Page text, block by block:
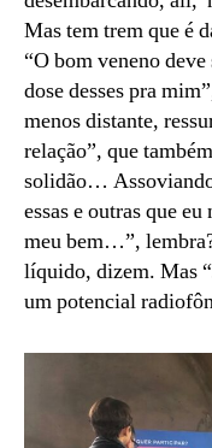
Mas tem trem que é
“O bom veneno
dose desses pra
menos distante,
relação”, que
solidão… Assoviando
essas e outras que
meu bem…”,
líquido, dizem. Mas
um potencial